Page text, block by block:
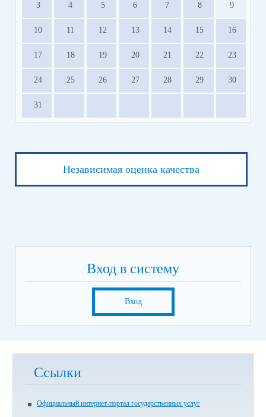
3 4 5 6 7 8 9
10 11 12 13 14 15 16
17 18 19 20 21 22 23
24 25 26 27 28 29 30
31
Независимая оценка качества
Вход в систему
Вход
Ссылки
Официальный интернет-портал государственных услуг